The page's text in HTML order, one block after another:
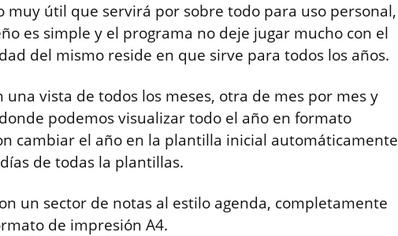
muy útil que servirá por sobre todo para uso personal,
es simple y el programa no deje jugar mucho con el
del mismo reside en que sirve para todos los años.
una vista de todos los meses, otra de mes por mes y
podemos visualizar todo el año en formato
cambiar el año en la plantilla inicial automáticamente
de todas la plantillas.
un sector de notas al estilo agenda, completamente
de impresión A4.